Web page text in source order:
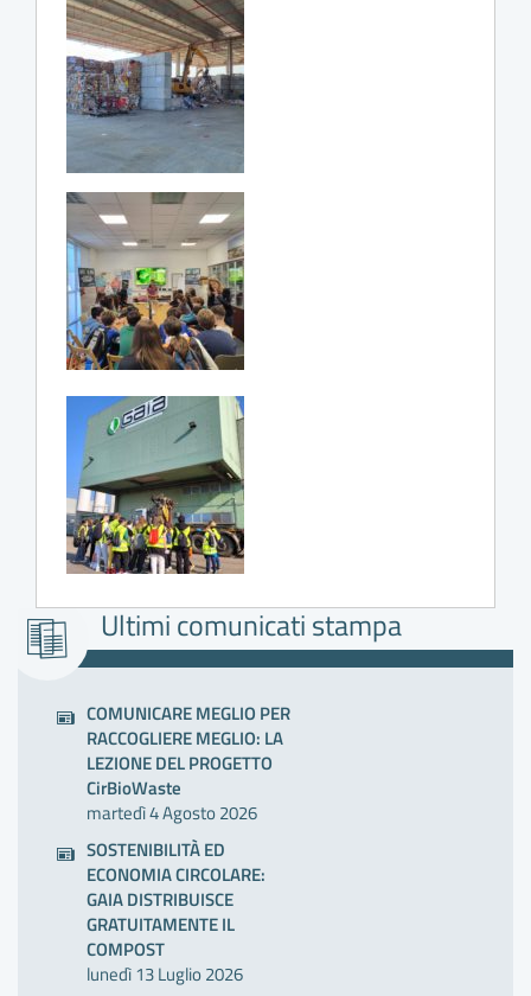
Ultimi comunicati stampa
COMUNICARE MEGLIO PER
RACCOGLIERE MEGLIO: LA
LEZIONE DEL PROGETTO
CirBioWaste
martedì 4 Agosto 2026
SOSTENIBILITÀ ED
ECONOMIA CIRCOLARE:
GAIA DISTRIBUISCE
GRATUITAMENTE IL
COMPOST
lunedì 13 Luglio 2026